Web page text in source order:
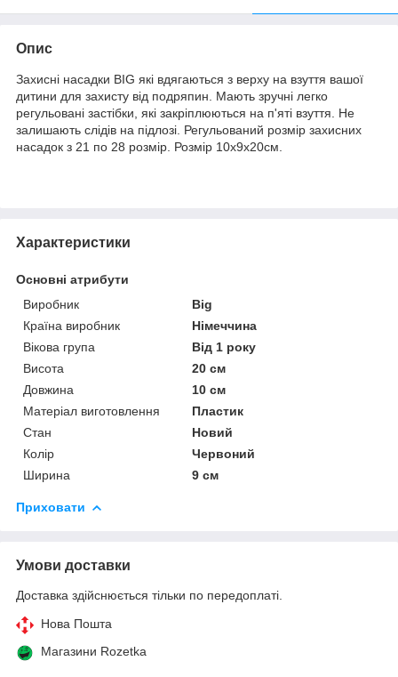
Опис
Захисні насадки BIG які вдягаються з верху на взуття вашої
дитини для захисту від подряпин. Мають зручні легко
регульовані застібки, які закріплюються на п'яті взуття. Не
залишають слідів на підлозі. Регульований розмір захисних
насадок з 21 по 28 розмір. Розмір 10х9х20см.
Характеристики
Основні атрибути
Виробник
Big
Країна виробник
Німеччина
Вікова група
Від 1 року
Висота
20 см
Довжина
10 см
Матеріал виготовлення
Пластик
Стан
Новий
Колір
Червоний
Ширина
9 см
Приховати
Умови доставки
Доставка здійснюється тільки по передоплаті.
Нова Пошта
Магазини Rozetka